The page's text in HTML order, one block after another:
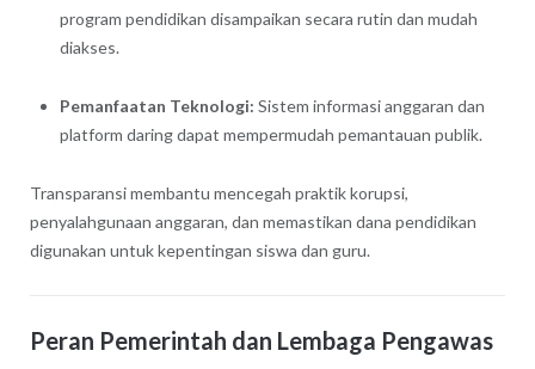
program pendidikan disampaikan secara rutin dan mudah
diakses.
Pemanfaatan Teknologi: Sistem informasi anggaran dan
platform daring dapat mempermudah pemantauan publik.
Transparansi membantu mencegah praktik korupsi,
penyalahgunaan anggaran, dan memastikan dana pendidikan
digunakan untuk kepentingan siswa dan guru.
Peran Pemerintah dan Lembaga Pengawas